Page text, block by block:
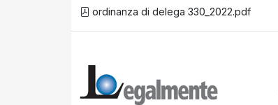
ordinanza di delega 330_2022.pdf